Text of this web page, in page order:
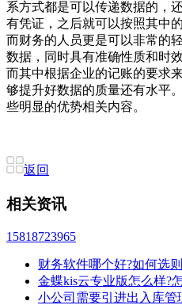
系方式都是可以传递数据的，
有凭证，之后就可以按照其中
而财务的人员更是可以非常的
数据，同时具有准确性质和时
而其中根据企业的记账的要求
够提升好数据的质量还有水平
些明显的优势相关内容。
返回
相关资讯
15818723965
财务软件哪个好?如何选
金蝶kis云专业版怎么样?
小公司需要引进出入库管